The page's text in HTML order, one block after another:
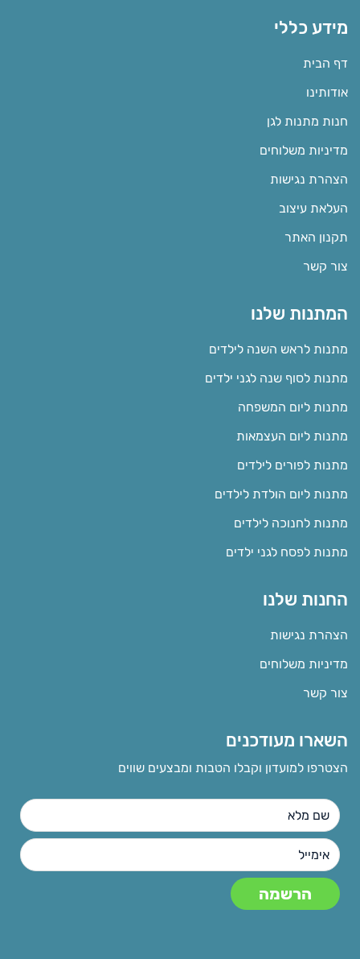
מידע כללי
דף הבית
אודותינו
חנות מתנות לגן
מדיניות משלוחים
הצהרת נגישות
העלאת עיצוב
תקנון האתר
צור קשר
המתנות שלנו
מתנות לראש השנה לילדים
מתנות לסוף שנה לגני ילדים
מתנות ליום המשפחה
מתנות ליום העצמאות
מתנות לפורים לילדים
מתנות ליום הולדת לילדים
מתנות לחנוכה לילדים
מתנות לפסח לגני ילדים
החנות שלנו
הצהרת נגישות
מדיניות משלוחים
צור קשר
השארו מעודכנים
הצטרפו למועדון וקבלו הטבות ומבצעים שווים